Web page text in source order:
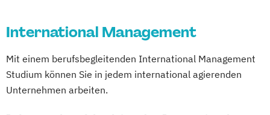
Digital Transformation Management -
Digitale Betriebswirtschaftslehre
Digitale Transformation Diätetik
E-Beratung in der Pädagogik
International Management
Mit einem berufsbegleitenden International Management
Studium können Sie in jedem international agierenden
Unternehmen arbeiten.